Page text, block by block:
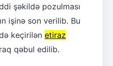
şəkildə pozulması
işinə son verilib. Bu
keçirilən etiraz
qəbul edilib.